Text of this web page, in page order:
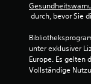
i
s
h
e
s
F
m
f
f
l
i
n
durch, bevor Sie
unter exklusiver
Europe. Es
Vollständige